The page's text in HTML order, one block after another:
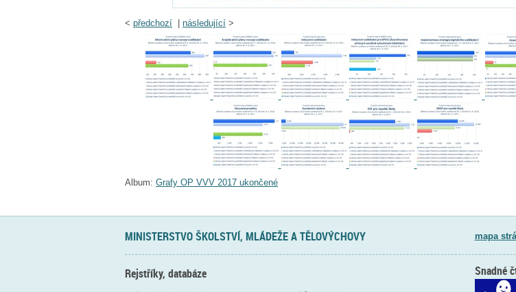
< předchozí následující >
Album: Grafy OP VVV 2017 ukončené
MINISTERSTVO ŠKOLSTVÍ, MLÁDEŽE A TĚLOVÝCHOVY mapa
Rejstříky, databáze Snadné